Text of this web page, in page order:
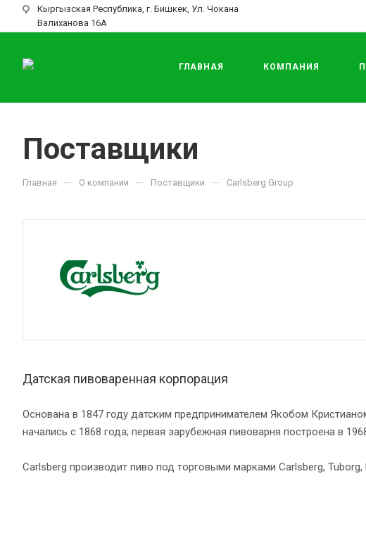
Кыргызская Республика, г. Бишкек, Ул. Чокана
Валиханова 16А
ГЛАВНАЯ КОМПАНИЯ
Поставщики
Главная — О компании — Поставщики — Carlsberg Group
Датская пивоваренная корпорация
Основана в 1847 году датским предпринимателем Якобом
начались с 1868 года; первая зарубежная пивоварня построена в
Carlsberg производит пиво под торговыми марками Carlsberg,